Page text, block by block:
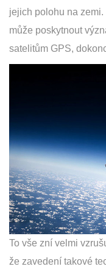
jejich polohu na
může poskytnout
satelitům GPS,
To vše zní velmi
že zavedení takové